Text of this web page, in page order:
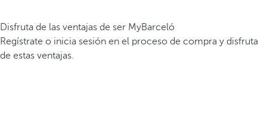
Disfruta de las ventajas de ser MyBarceló
Regístrate o inicia sesión en el proceso de compra y disfruta
de estas ventajas.